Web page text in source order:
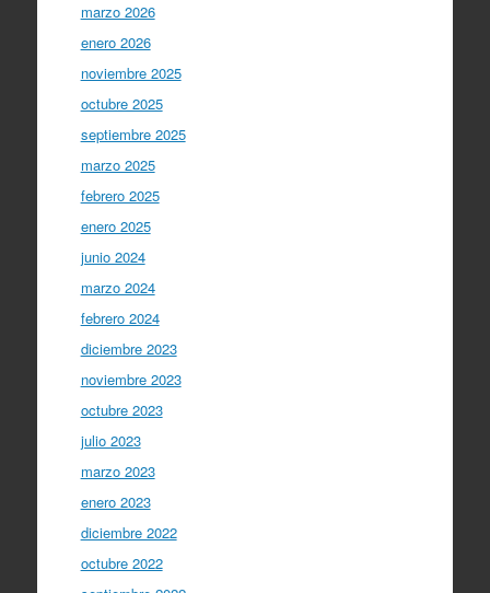
marzo 2026
enero 2026
noviembre 2025
octubre 2025
septiembre 2025
marzo 2025
febrero 2025
enero 2025
junio 2024
marzo 2024
febrero 2024
diciembre 2023
noviembre 2023
octubre 2023
julio 2023
marzo 2023
enero 2023
diciembre 2022
octubre 2022